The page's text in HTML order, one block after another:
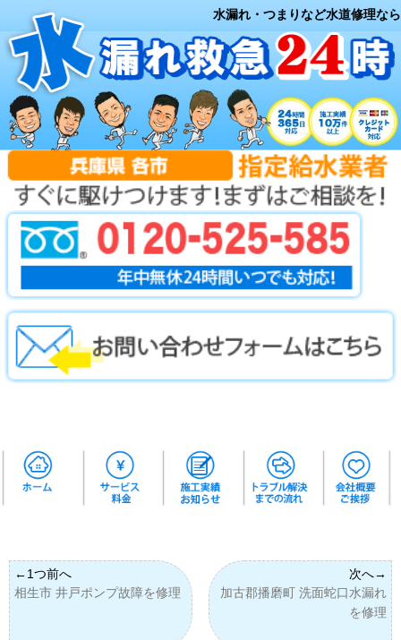
水漏れ・つまりなど水道修理なら
相生市 井戸ポンプ故障を修理
加古郡播磨町 洗面蛇口水漏れ
を修理